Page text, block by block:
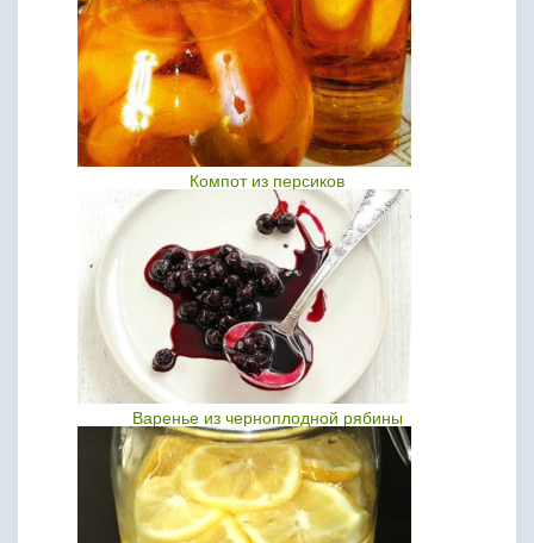
Компот из персиков
Варенье из черноплодной рябины